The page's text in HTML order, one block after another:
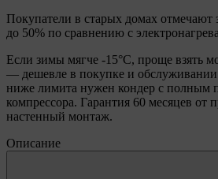
Покупатели в старых домах отмечают
до 50% по сравнению с
Если зимы мягче -15°C, проще взять
— дешевле в покупке и
ниже лимита нужен кондер с полным
компрессора. Гарантия 60 месяцев от
настенный монтаж.
Описание